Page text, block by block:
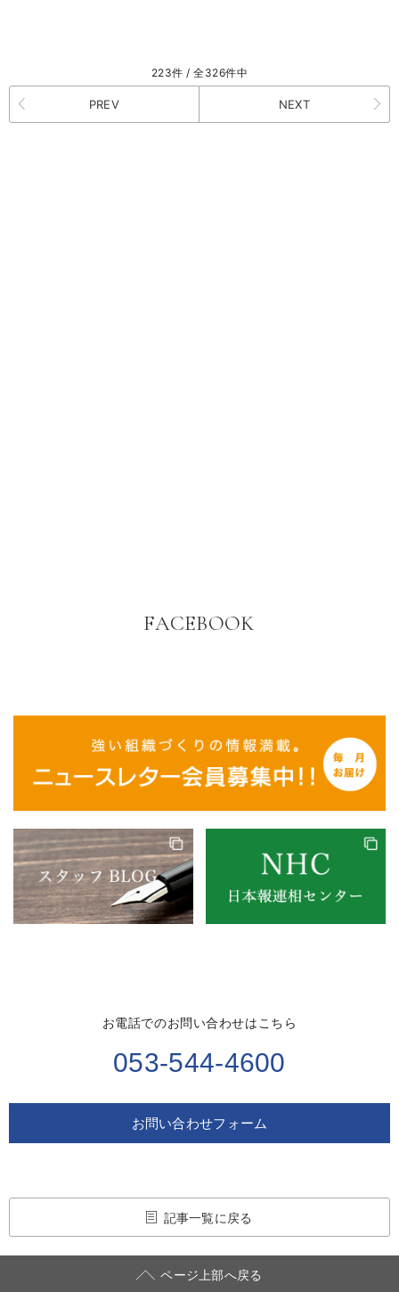
223件 / 全326件中
PREV NEXT
FACEBOOK
お電話でのお問い合わせはこちら
053-544-4600
お問い合わせフォーム
記事一覧に戻る
ページ上部へ戻る